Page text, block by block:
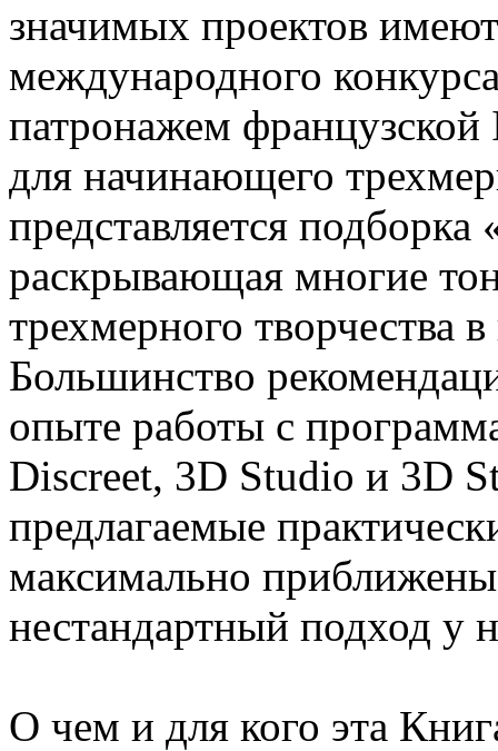
значимых проектов
международного
патронажем
для начинающего
представляется
раскрывающая многие
трехмерного творчества
Большинство
опыте работы с
Discreet, 3D Studio и 3D
предлагаемые
максимально
нестандартный подход у
О чем и для кого эта